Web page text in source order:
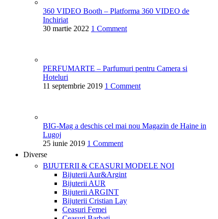
360 VIDEO Booth – Platforma 360 VIDEO de
Inchiriat
30 martie 2022 1 Comment
PERFUMARTE – Parfumuri pentru Camera si
Hoteluri
11 septembrie 2019 1 Comment
BIG-Mag a deschis cel mai nou Magazin de Haine in
Lugoj
25 iunie 2019 1 Comment
Diverse
BIJUTERII & CEASURI MODELE NOI
Bijuterii Aur&Argint
Bijuterii AUR
Bijuterii ARGINT
Bijuterii Cristian Lay
Ceasuri Femei